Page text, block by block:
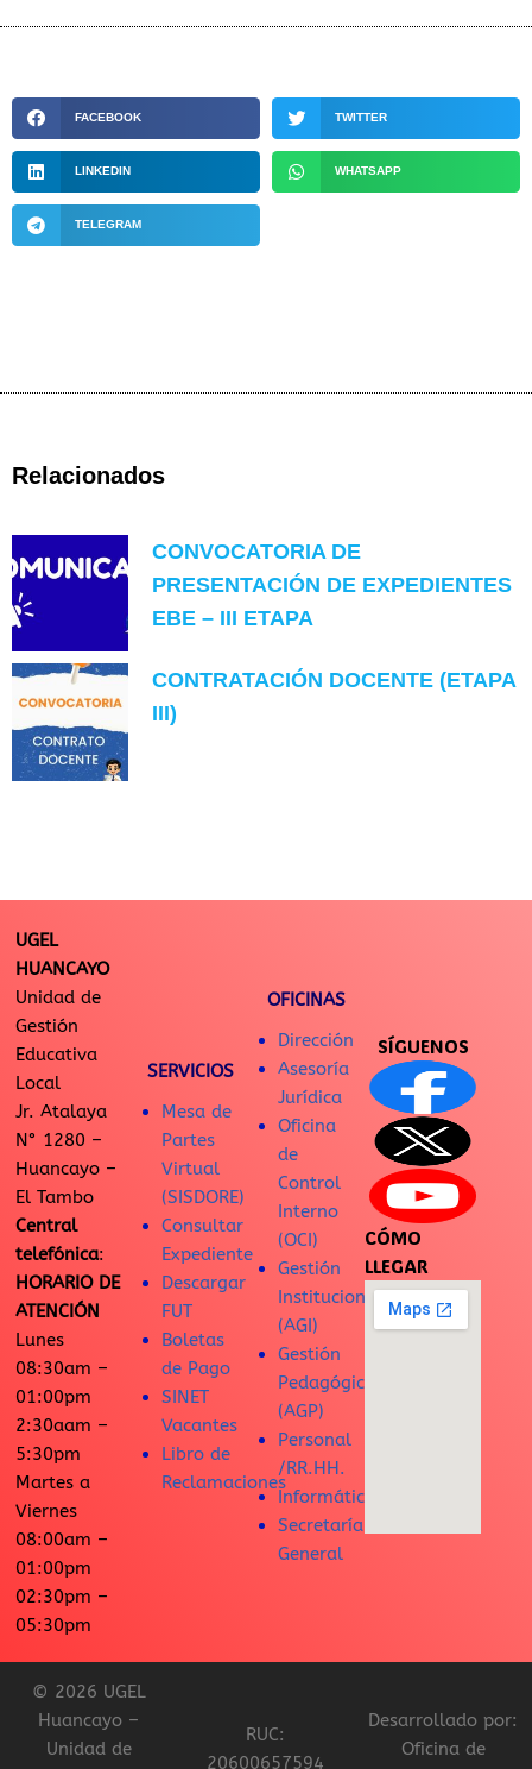
FACEBOOK TWITTER
LINKEDIN WHATSAPP
TELEGRAM
Relacionados
CONVOCATORIA DE
PRESENTACIÓN DE EXPEDIENTES
EBE – III ETAPA
CONTRATACIÓN DOCENTE (ETAPA
III)
UGEL
HUANCAYO
Unidad de
Gestión
Educativa
Local
Jr. Atalaya
N° 1280 –
Huancayo –
El Tambo
Central
telefónica:
HORARIO DE
ATENCIÓN
Lunes
08:30am –
01:00pm
2:30aam –
5:30pm
Martes a
Viernes
08:00am –
01:00pm
02:30pm –
05:30pm
SERVICIOS
Mesa de
Partes
Virtual
(SISDORE)
Consultar
Expediente
Descargar
FUT
Boletas
de Pago
SINET
Vacantes
Libro de
Reclamaciones
OFICINAS
Dirección
Asesoría
Jurídica
Oficina
de
Control
Interno
(OCI)
Gestión
Institucional
(AGI)
Gestión
Pedagógica
(AGP)
Personal
/RR.HH.
Informática
Secretaría
General
SÍGUENOS
CÓMO
LLEGAR
© 2026 UGEL
Huancayo –
Unidad de
RUC:
20600657594
Desarrollado por:
Oficina de